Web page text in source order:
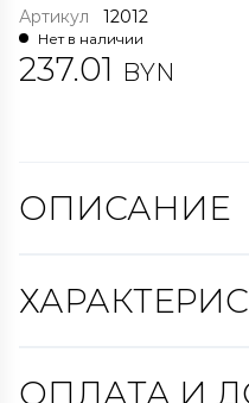
Артикул 12012
Нет в наличии
237.01 BYN
ОПИСАНИЕ
ОПЛАТА И